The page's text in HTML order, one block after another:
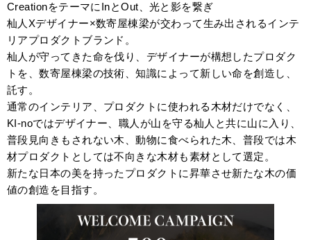
CreationをテーマにInとOut、光と影を繋ぎ
杣人Xデザイナー×数寄屋棟梁が交わって生み出されるインテ
リアプロダクトブランド。
杣人が守ってきた命を伐り、デザイナーが構想したプロダク
トを、数寄屋棟梁の技術、知識によって新しい命を創造し、
託す。
通常のインテリア、プロダクトに使われる木材だけでなく、
KI-noではデザイナー、職人が山を守る杣人と共に山に入り、
普段見向きもされない木、動物に食べられた木、普段では木
材プロダクトとしては不向きな木材も素材として選定。
新たな日本の美を持ったプロダクトに昇華させ新たな木の価
値の創造を目指す。